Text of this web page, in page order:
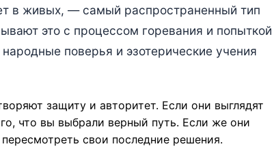
в живых, — самый распространенный тип
это с процессом горевания и попыткой
поверья и эзотерические учения
защиту и авторитет. Если они выглядят
что вы выбрали верный путь. Если же они
свои последние решения.